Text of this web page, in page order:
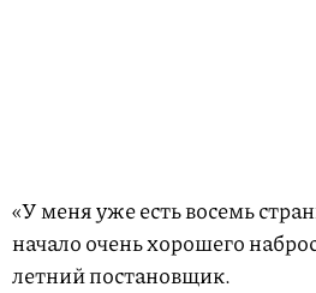
«У меня уже есть восемь
начало очень хорошего
летний постановщик.